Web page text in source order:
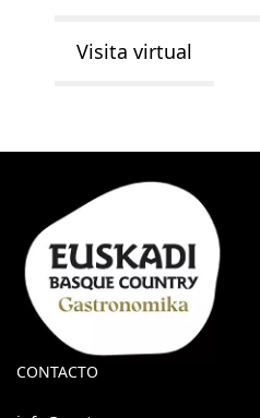
Visita virtual
CONTACTO